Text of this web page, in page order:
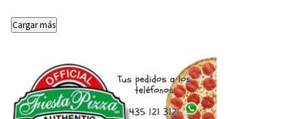
Cargar más